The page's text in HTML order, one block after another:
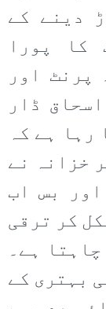
دینے کے
کا پورا
پرنٹ اور
ڈار
رہا ہے کہ
خزانہ نے
بس اب
کر ترقی
ہے۔
بہتری کے